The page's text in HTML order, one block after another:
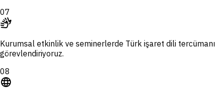
07
sign_language
Kurumsal etkinlik ve seminerlerde Türk işaret dili tercümanı
görevlendiriyoruz.
08
language